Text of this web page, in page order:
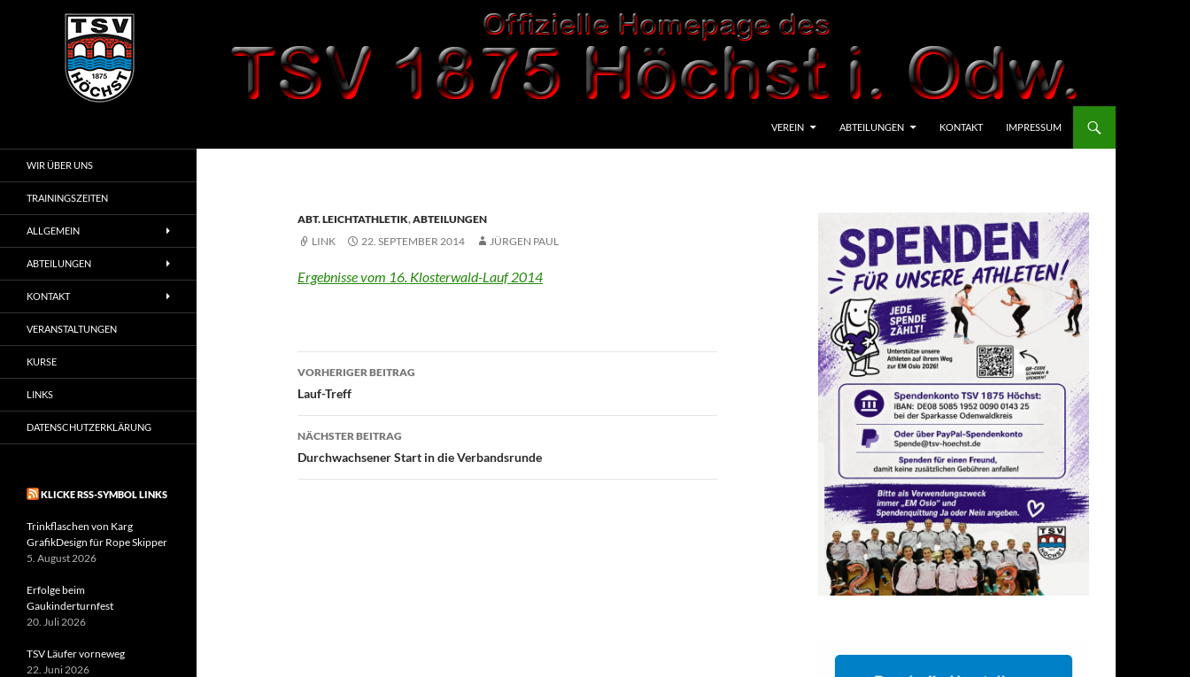
VEREIN ABTEILUNGEN KONTAKT IMPRESSUM
ABT. LEICHTATHLETIK,ABTEILUNGEN
LINK
22. SEPTEMBER 2014 JÜRGEN PAUL
Ergebnisse vom 16. Klosterwald-Lauf 2014
Beitragsnavigation
VORHERIGER BEITRAG
Lauf-Treff
NÄCHSTER BEITRAG
Durchwachsener Start in die Verbandsrunde
WIR ÜBER UNS
TRAININGSZEITEN
ALLGEMEIN
ABTEILUNGEN
KONTAKT
VERANSTALTUNGEN
KURSE
LINKS
DATENSCHUTZERKLÄRUNG
KLICKE RSS-SYMBOL LINKS
Trinkflaschen von Karg
GrafikDesign für Rope Skipper
5. August 2026
Erfolge beim
Gaukinderturnfest
20. Juli 2026
TSV Läufer vorneweg
22. Juni 2026